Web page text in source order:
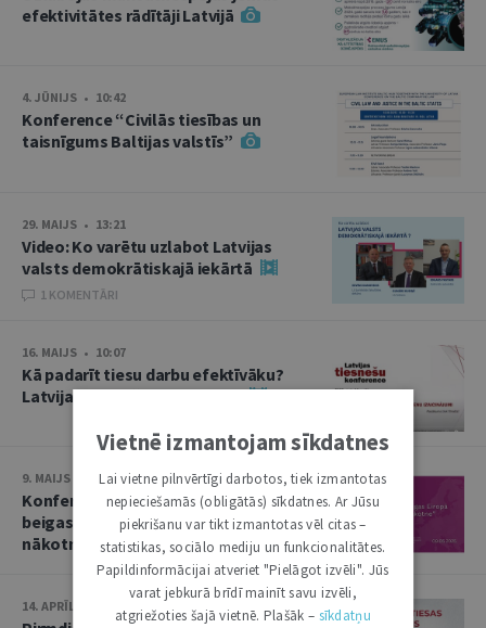
efektivitātes rādītāji Latvijā
4. JŪNIJS • 10:42
Konference “Civilās tiesības un
taisnīgums Baltijas valstīs”
29. MAIJS • 13:21
Video: Ko varētu uzlabot Latvijas
valsts demokrātiskajā iekārtā
1 KOMENTĀRI
16. MAIJS • 10:07
Kā padarīt tiesu darbu efektīvāku?
Latvijas tiesnešu konference
9. MAIJS • 13:50
Konference “Otrā pasaules kara
beigas Eiropā un Baltija: nolaupītā
nākotne”
14. APRĪLIS • 10:13
Vietnē izmantojam sīkdatnes
Lai vietne pilnvērtīgi darbotos, tiek izmantotas
nepieciešamās (obligātās) sīkdatnes. Ar Jūsu
piekrišanu var tikt izmantotas vēl citas –
statistikas, sociālo mediju un funkcionalitātes.
Papildinformācijai atveriet "Pielāgot izvēli". Jūs
varat jebkurā brīdī mainīt savu izvēli,
atgriežoties šajā vietnē. Plašāk – sīkdatņu